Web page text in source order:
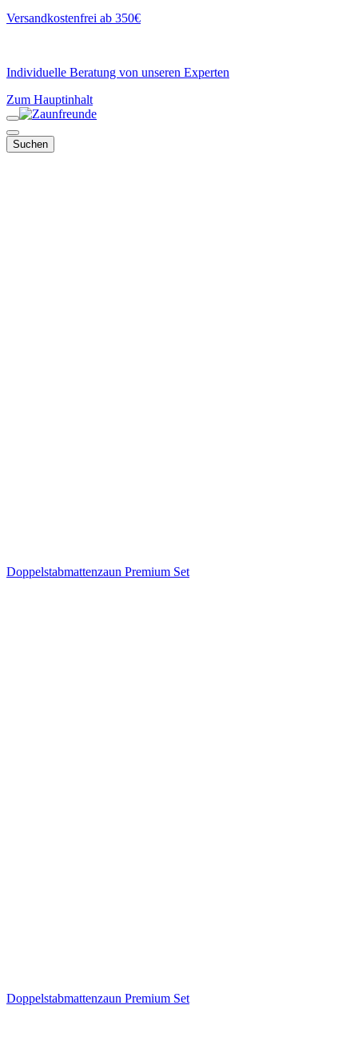
Versandkostenfrei ab 350€
Individuelle Beratung von unseren Experten
Zum Hauptinhalt
Suchen
Doppelstabmattenzaun Premium Set
Doppelstabmattenzaun Premium Set